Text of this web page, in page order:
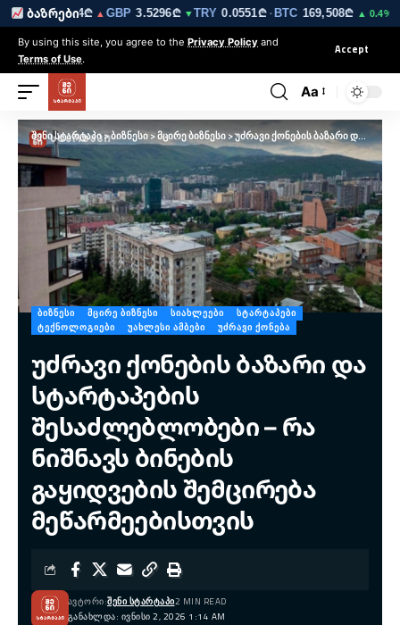
ბაზრები
EUR3.0264₾▲ GBP3.5296₾▼ TRY0.0551₾·BTC169,508₾▲ 0.4%
By using this site, you agree to the Privacy Policy and
Terms of Use.
Accept
Aa
შენი სტარტაპი>ბიზნესი>მცირე ბიზნესი>უძრავი ქონების ბაზარი და სტარტაპების შესაძლებლობები – რა ნიშნავს ბინების გაყიდვების შემცირება მეწარმეებისთვის
ᲑᲘᲖᲜᲔᲡᲘ ᲛᲪᲘᲠᲔ ᲑᲘᲖᲜᲔᲡᲘ ᲡᲘᲐᲮᲚᲔᲔᲑᲘ
ᲡᲢᲐᲠᲢᲐᲞᲔᲑᲘ
ᲢᲔᲥᲜᲝᲚᲝᲒᲘᲔᲑᲘ
ᲣᲐᲮᲚᲔᲡᲘ ᲐᲛᲑᲔᲑᲘ ᲣᲫᲠᲐᲕᲘ ᲥᲝᲜᲔᲑᲐ
უძრავი ქონების ბაზარი და
სტარტაპების
შესაძლებლობები – რა
ნიშნავს ბინების
გაყიდვების შემცირება
მეწარმეებისთვის
ᲒᲐᲜᲐᲮᲚᲓᲐ: ᲘᲕᲜᲘᲡᲘ 2, 2026 1:14 AM
ᲐᲕᲢᲝᲠᲘ:ᲨᲔᲜᲘ ᲡᲢᲐᲠᲢᲐᲞᲘ2 MIN READ